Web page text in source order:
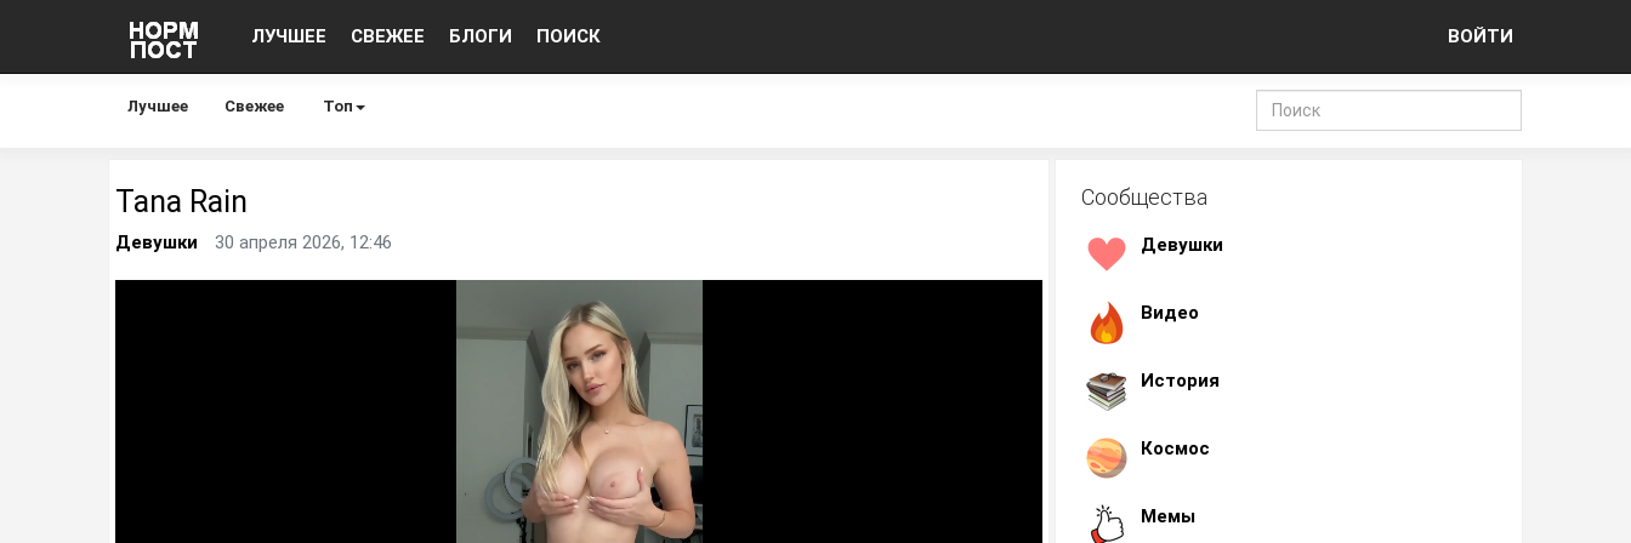
ЛУЧШЕЕ СВЕЖЕЕ БЛОГИ ПОИСК ВОЙТИ
Лучшее Свежее Топ
Tana Rain
Девушки 30 апреля 2026, 12:46
Сообщества
Девушки
Видео
История
Космос
Мемы